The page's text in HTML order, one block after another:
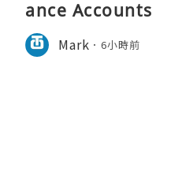
ance Accounts
Mark 6小時前